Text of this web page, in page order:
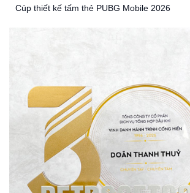
Cúp thiết kế tấm thẻ PUBG Mobile 2026